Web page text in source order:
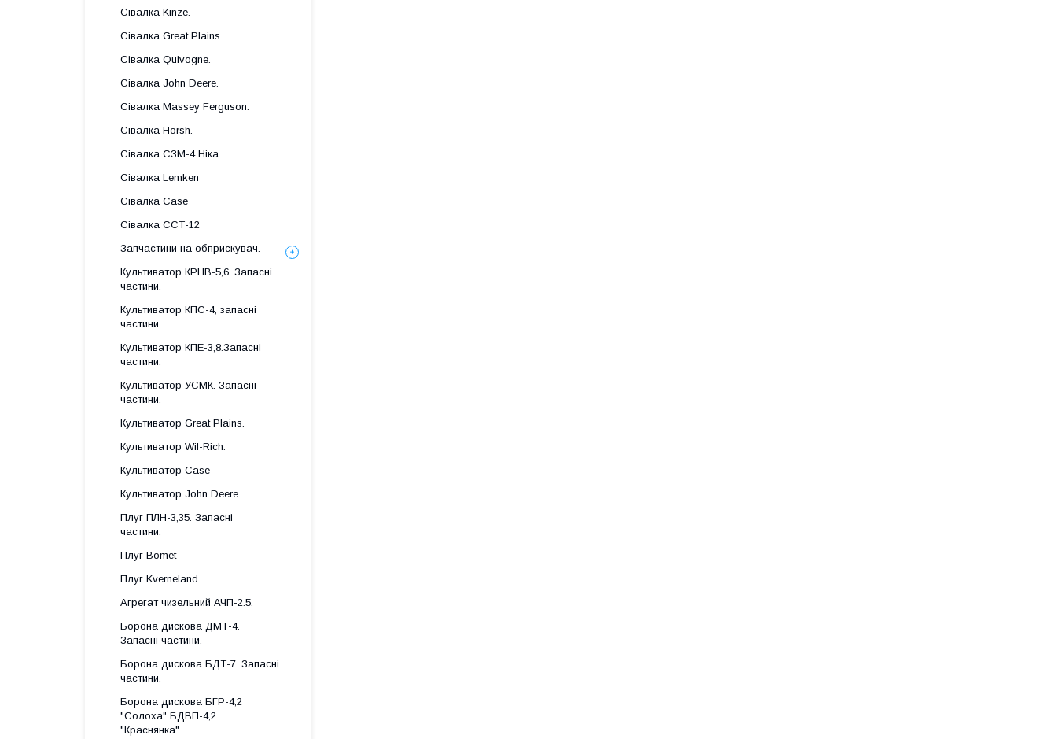
Сівалка Kinze.
Сівалка Great Plains.
Сівалка Quivogne.
Сівалка John Deere.
Сівалка Massey Ferguson.
Сівалка Horsh.
Сівалка СЗМ-4 Ніка
Сівалка Lemken
Сівалка Case
Сівалка ССТ-12
Запчастини на обприскувач.
Культиватор КРНВ-5,6. Запасні
частини.
Культиватор КПС-4, запасні
частини.
Культиватор КПЕ-3,8.Запасні
частини.
Культиватор УСМК. Запасні
частини.
Культиватор Great Plains.
Культиватор Wil-Rich.
Культиватор Case
Культиватор John Deere
Плуг ПЛН-3,35. Запасні
частини.
Плуг Bomet
Плуг Kverneland.
Агрегат чизельний АЧП-2.5.
Борона дискова ДМТ-4.
Запасні частини.
Борона дискова БДТ-7. Запасні
частини.
Борона дискова БГР-4,2
"Солоха" БДВП-4,2
"Краснянка"